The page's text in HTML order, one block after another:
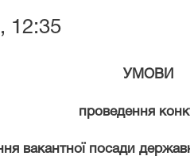
12:35
УМОВИ
проведення
вакантної посади